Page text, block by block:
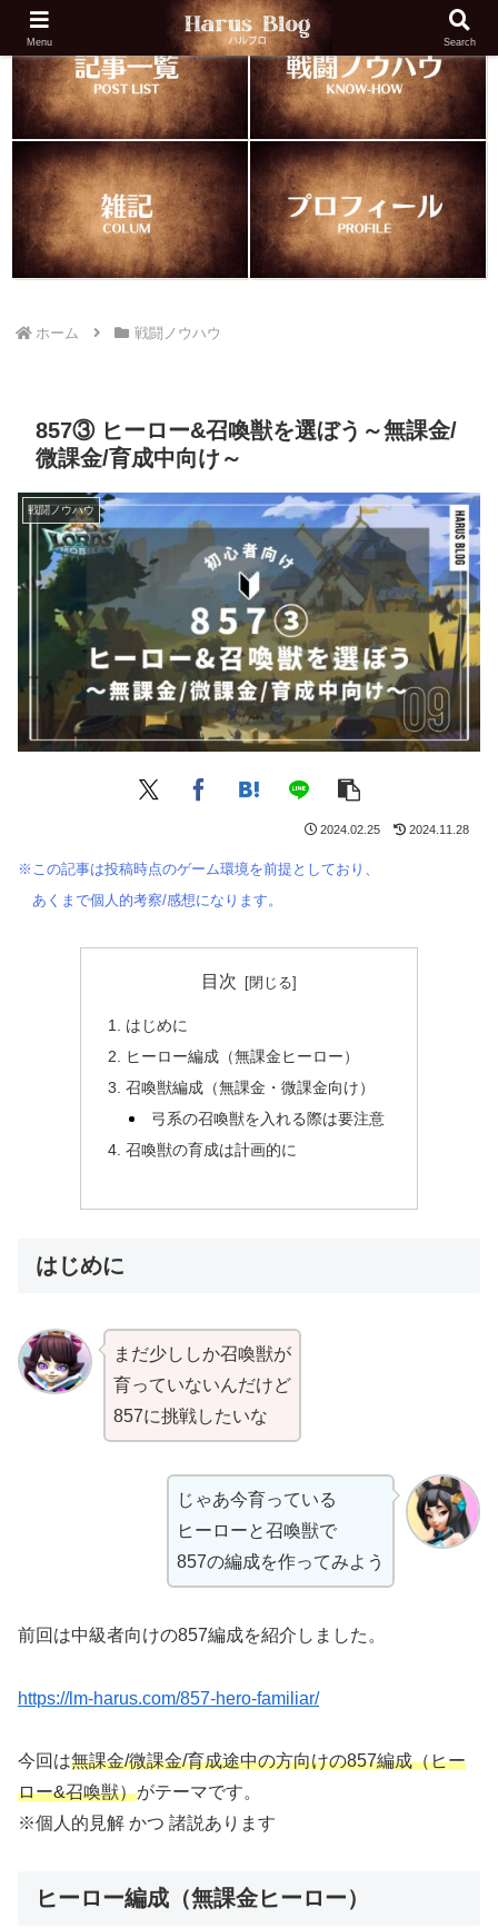
ホーム 戦闘ノウハウ
857③ ヒーロー&召喚獣を選ぼう～無課金/
微課金/育成中向け～
戦闘ノウハウ
2024.02.25 2024.11.28
※この記事は投稿時点のゲーム環境を前提としており、
あくまで個人的考察/感想になります。
目次
はじめに
ヒーロー編成（無課金ヒーロー）
召喚獣編成（無課金・微課金向け）
弓系の召喚獣を入れる際は要注意
召喚獣の育成は計画的に
はじめに
まだ少ししか召喚獣が
育っていないんだけど
857に挑戦したいな
じゃあ今育っている
ヒーローと召喚獣で
857の編成を作ってみよう
前回は中級者向けの857編成を紹介しました。
https://lm-harus.com/857-hero-familiar/
今回は無課金/微課金/育成途中の方向けの857編成（ヒー
ロー&召喚獣）がテーマです。
※個人的見解 かつ 諸説あります
ヒーロー編成（無課金ヒーロー）
Menu Search